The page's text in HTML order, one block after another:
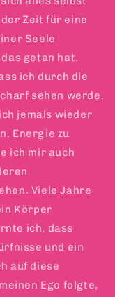
Zeit für eine
Seele
getan hat.
ich durch die
sehen werde.
jemals wieder
Energie zu
ich mir auch
Viele Jahre
Körper
ich, dass
und ein
auf diese
Ego folgte,